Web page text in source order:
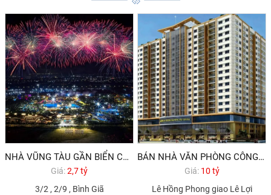
NHÀ VŨNG TÀU GẦN BIỂN CẦN BÁN GIÁ DƯỚI 3 TỶ
Giá:2,7 tỷ
3/2 , 2/9 , Bình Giã
BÁN NHÀ VĂN PHÒNG CÔNG TY CHUNG CƯ VŨNG TÀU 470M2 GIÁ 10 TỶ
Giá: 10 tỷ
Lê Hồng Phong giao Lê Lợi